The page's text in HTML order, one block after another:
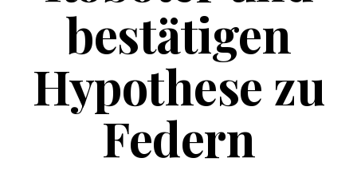
bestätigen
Hypothese zu
Federn